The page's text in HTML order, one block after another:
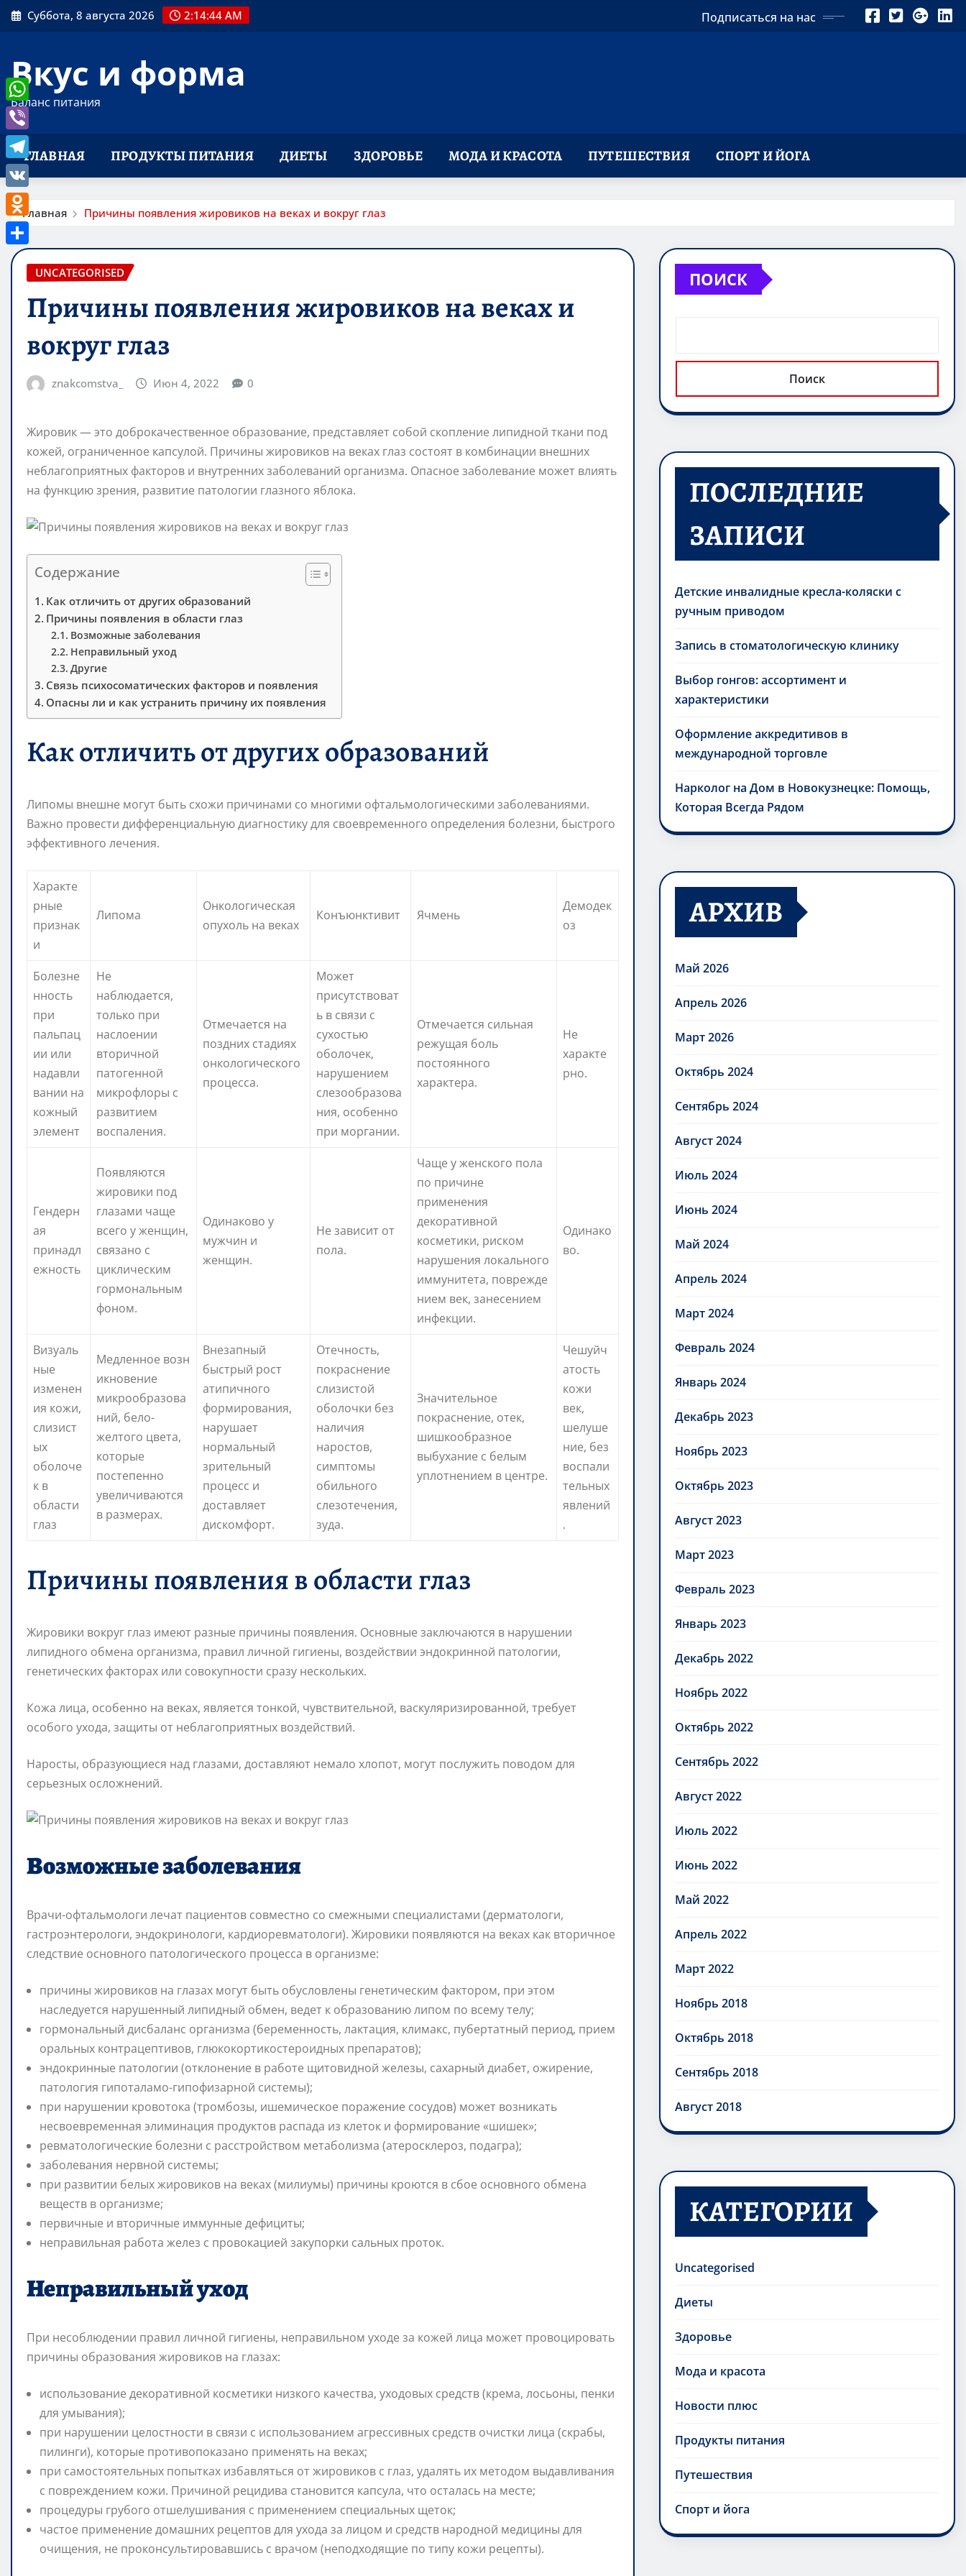
Перейти
к
Суббота, 8 августа 2026 2:14:44 AM Подписаться на нас
Вкус и форма
Баланс питания
ГЛАВНАЯ ПРОДУКТЫ ПИТАНИЯ ДИЕТЫ ЗДОРОВЬЕ МОДА И КРАСОТА ПУТЕШЕСТВИЯ СПОРТ И ЙОГА
Главная Причины появления жировиков на веках и вокруг глаз
UNCATEGORISED
Причины появления жировиков на веках и
вокруг глаз
znakcomstva_ Июн 4, 2022 0
Жировик — это доброкачественное образование, представляет собой скопление липидной ткани под
кожей, ограниченное капсулой. Причины жировиков на веках глаз состоят в комбинации внешних
неблагоприятных факторов и внутренних заболеваний организма. Опасное заболевание может влиять
на функцию зрения, развитие патологии глазного яблока.
Содержание
Как отличить от других образований
Причины появления в области глаз
Возможные заболевания
Неправильный уход
Другие
Связь психосоматических факторов и появления
Опасны ли и как устранить причину их появления
Как отличить от других образований
Липомы внешне могут быть схожи причинами со многими офтальмологическими заболеваниями.
Важно провести дифференциальную диагностику для своевременного определения болезни, быстрого
эффективного лечения.
Характе
рные
признак
и
Липома
Онкологическая
опухоль на веках
Конъюнктивит Ячмень
Демодек
оз
Болезне
нность
при
пальпац
ии или
надавли
вании на
кожный
элемент
Не
наблюдается,
только при
наслоении
вторичной
патогенной
микрофлоры с
развитием
воспаления.
Отмечается на
поздних стадиях
онкологического
процесса.
Может
присутствоват
ь в связи с
сухостью
оболочек,
нарушением
слезообразова
ния, особенно
при моргании.
Отмечается сильная
режущая боль
постоянного
характера.
Не
характе
рно.
Гендерн
ая
принадл
ежность
Появляются
жировики под
глазами чаще
всего у женщин,
связано с
циклическим
гормональным
фоном.
Одинаково у
мужчин и
женщин.
Не зависит от
пола.
Чаще у женского пола
по причине
применения
декоративной
косметики, риском
нарушения локального
иммунитета, поврежде
нием век, занесением
инфекции.
Одинако
во.
Визуаль
ные
изменен
ия кожи,
слизист
ых
оболоче
к в
области
глаз
Медленное возн
икновение
микрообразова
ний, бело-
желтого цвета,
которые
постепенно
увеличиваются
в размерах.
Внезапный
быстрый рост
атипичного
формирования,
нарушает
нормальный
зрительный
процесс и
доставляет
дискомфорт.
Отечность,
покраснение
слизистой
оболочки без
наличия
наростов,
симптомы
обильного
слезотечения,
зуда.
Значительное
покраснение, отек,
шишкообразное
выбухание с белым
уплотнением в центре.
Чешуйч
атость
кожи
век,
шелуше
ние, без
воспали
тельных
явлений
.
Причины появления в области глаз
Жировики вокруг глаз имеют разные причины появления. Основные заключаются в нарушении
липидного обмена организма, правил личной гигиены, воздействии эндокринной патологии,
генетических факторах или совокупности сразу нескольких.
Кожа лица, особенно на веках, является тонкой, чувствительной, васкуляризированной, требует
особого ухода, защиты от неблагоприятных воздействий.
Наросты, образующиеся над глазами, доставляют немало хлопот, могут послужить поводом для
серьезных осложнений.
Возможные заболевания
Врачи-офтальмологи лечат пациентов совместно со смежными специалистами (дерматологи,
гастроэнтерологи, эндокринологи, кардиоревматологи). Жировики появляются на веках как вторичное
следствие основного патологического процесса в организме:
причины жировиков на глазах могут быть обусловлены генетическим фактором, при этом
наследуется нарушенный липидный обмен, ведет к образованию липом по всему телу;
гормональный дисбаланс организма (беременность, лактация, климакс, пубертатный период, прием
оральных контрацептивов, глюкокортикостероидных препаратов);
эндокринные патологии (отклонение в работе щитовидной железы, сахарный диабет, ожирение,
патология гипоталамо-гипофизарной системы);
при нарушении кровотока (тромбозы, ишемическое поражение сосудов) может возникать
несвоевременная элиминация продуктов распада из клеток и формирование «шишек»;
ревматологические болезни с расстройством метаболизма (атеросклероз, подагра);
заболевания нервной системы;
при развитии белых жировиков на веках (милиумы) причины кроются в сбое основного обмена
веществ в организме;
первичные и вторичные иммунные дефициты;
неправильная работа желез с провокацией закупорки сальных проток.
Неправильный уход
При несоблюдении правил личной гигиены, неправильном уходе за кожей лица может провоцировать
причины образования жировиков на глазах:
использование декоративной косметики низкого качества, уходовых средств (крема, лосьоны, пенки
для умывания);
при нарушении целостности в связи с использованием агрессивных средств очистки лица (скрабы,
пилинги), которые противопоказано применять на веках;
при самостоятельных попытках избавляться от жировиков с глаз, удалять их методом выдавливания
с повреждением кожи. Причиной рецидива становится капсула, что осталась на месте;
процедуры грубого отшелушивания с применением специальных щеток;
частое применение домашних рецептов для ухода за лицом и средств народной медицины для
очищения, не проконсультировавшись с врачом (неподходящие по типу кожи рецепты).
ПОИСК
Поиск
ПОСЛЕДНИЕ
ЗАПИСИ
Детские инвалидные кресла-коляски с
ручным приводом
Запись в стоматологическую клинику
Выбор гонгов: ассортимент и
характеристики
Оформление аккредитивов в
международной торговле
Нарколог на Дом в Новокузнецке: Помощь,
Которая Всегда Рядом
АРХИВ
Май 2026
Апрель 2026
Март 2026
Октябрь 2024
Сентябрь 2024
Август 2024
Июль 2024
Июнь 2024
Май 2024
Апрель 2024
Март 2024
Февраль 2024
Январь 2024
Декабрь 2023
Ноябрь 2023
Октябрь 2023
Август 2023
Март 2023
Февраль 2023
Январь 2023
Декабрь 2022
Ноябрь 2022
Октябрь 2022
Сентябрь 2022
Август 2022
Июль 2022
Июнь 2022
Май 2022
Апрель 2022
Март 2022
Ноябрь 2018
Октябрь 2018
Сентябрь 2018
Август 2018
КАТЕГОРИИ
Uncategorised
Диеты
Здоровье
Мода и красота
Новости плюс
Продукты питания
Путешествия
Спорт и йога
WhatsApp
Viber
Telegram
VK
Odnoklassniki
Отправить